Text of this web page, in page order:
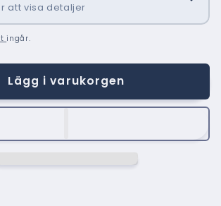
att visa detaljer
ingår.
Lägg i varukorgen